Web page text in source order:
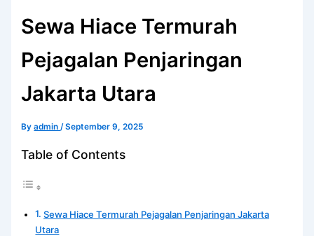
Sewa Hiace Termurah
Pejagalan Penjaringan
Jakarta Utara
Byadmin/September 9, 2025
Table of Contents
Sewa Hiace Termurah Pejagalan Penjaringan Jakarta
Utara